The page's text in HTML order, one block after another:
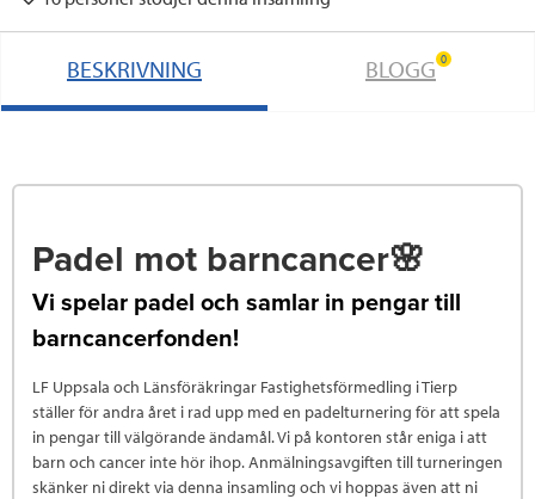
BESKRIVNING BLOGG 0
Padel mot barncancer🌸
Vi spelar padel och samlar in pengar till
barncancerfonden!
LF Uppsala och Länsföräkringar Fastighetsförmedling i Tierp
ställer för andra året i rad upp med en padelturnering för att spela
in pengar till välgörande ändamål. Vi på kontoren står eniga i att
barn och cancer inte hör ihop. Anmälningsavgiften till turneringen
skänker ni direkt via denna insamling och vi hoppas även att ni